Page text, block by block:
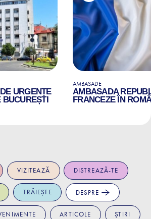
URGENȚE
BUCUREȘTI
AMBASADE
AMBASADA
FRANCEZE ÎN
VIZITEAZĂ DISTREAZĂ-TE
TRĂIEȘTE DESPRE
ARTICOLE ȘTIRI